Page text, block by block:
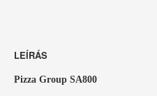
LEÍRÁS
Pizza Group SA800